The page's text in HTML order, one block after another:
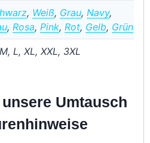
, Weiß, Grau, Navy,
, Rosa, Pink, Rot, Gelb, Grün
L, XL, XXL, 3XL
Umtausch